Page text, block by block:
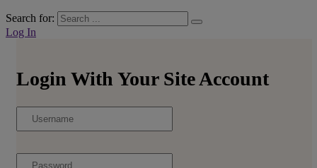
Search for:
Log In
Login With Your Site Account